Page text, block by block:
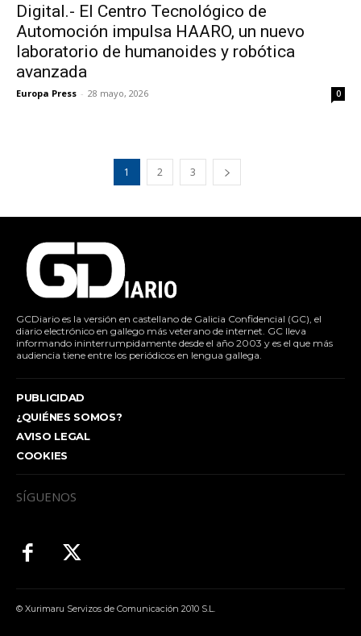
Digital.- El Centro Tecnológico de
Automoción impulsa HAARO, un nuevo
laboratorio de humanoides y robótica
avanzada
Europa Press - 28 mayo, 2026 0
1 2 3
GCDiario es la versión en castellano de Galicia Confidencial (GC), el
diario electrónico en gallego más veterano de internet. GC lleva
informando ininterrumpidamente desde el año 2003 y es el que más
audiencia tiene entre los periódicos en lengua gallega.
PUBLICIDAD
¿QUIÉNES SOMOS?
AVISO LEGAL
COOKIES
SÍGUENOS
© Xurimaru Servizos de Comunicación 2010 S.L.